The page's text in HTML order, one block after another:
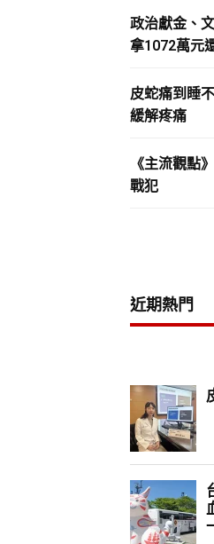
政治獻金、
拿1072萬元
皮蛇痛到睡
緩解疼痛
《主流觀點
戰犯
近期熱門